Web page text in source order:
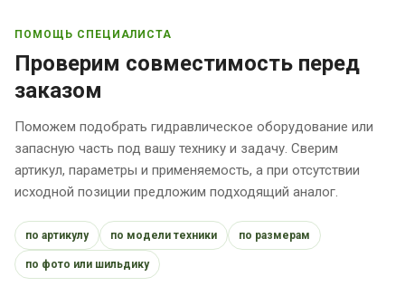
ПОМОЩЬ СПЕЦИАЛИСТА
Проверим совместимость перед
заказом
Поможем подобрать гидравлическое оборудование или
запасную часть под вашу технику и задачу. Сверим
артикул, параметры и применяемость, а при отсутствии
исходной позиции предложим подходящий аналог.
по артикулу по модели техники по размерам
по фото или шильдику